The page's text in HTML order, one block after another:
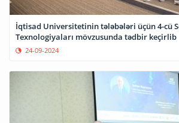
İqtisad Universitetinin tələbələri üçün 4-cü
Texnologiyaları mövzusunda tədbir keçirlib
24-09-2024